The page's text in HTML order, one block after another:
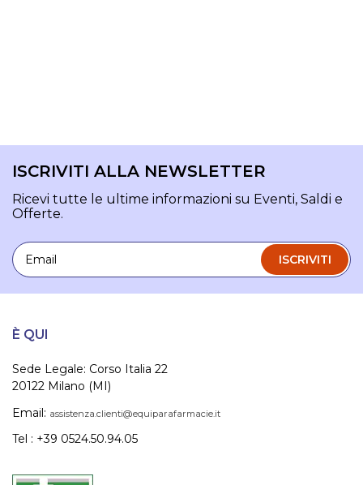
ISCRIVITI ALLA NEWSLETTER
Ricevi tutte le ultime informazioni su Eventi, Saldi e
Offerte.
Email
ISCRIVITI
È QUI
Sede Legale: Corso Italia 22
20122 Milano (MI)
Email: assistenza.clienti@equiparafarmacie.it
Tel : +39 0524.50.94.05